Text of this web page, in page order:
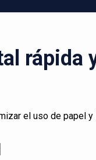
rápida
el uso de papel